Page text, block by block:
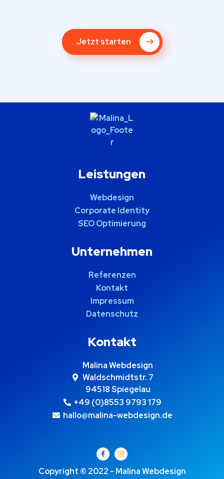
Jetzt starten
Leistungen
Webdesign
Corporate Identity
SEO Optimierung
Unternehmen
Referenzen
Kontakt
Impressum
Datenschutz
Kontakt
Malina Webdesign
Waldschmidtstr. 7
94518 Spiegelau
+49 (0)8553 9793 179
hallo@malina-webdesign.de
Copyright © 2022 - Malina Webdesign